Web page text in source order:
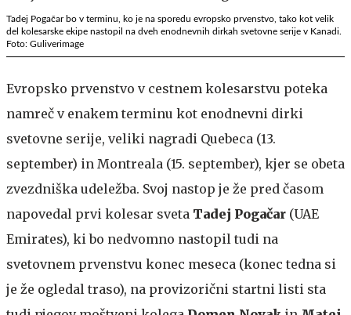
Tadej Pogačar bo v terminu, ko je na sporedu evropsko prvenstvo, tako kot velik
del kolesarske ekipe nastopil na dveh enodnevnih dirkah svetovne serije v Kanadi.
Foto: Guliverimage
Evropsko prvenstvo v cestnem kolesarstvu poteka
namreč v enakem terminu kot enodnevni dirki
svetovne serije, veliki nagradi Quebeca (13.
september) in Montreala (15. september), kjer se obeta
zvezdniška udeležba. Svoj nastop je že pred časom
napovedal prvi kolesar sveta Tadej Pogačar (UAE
Emirates), ki bo nedvomno nastopil tudi na
svetovnem prvenstvu konec meseca (konec tedna si
je že ogledal traso), na provizorični startni listi sta